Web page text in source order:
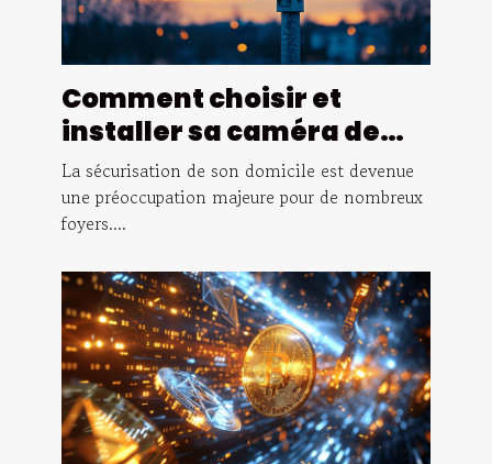
Comment choisir et
installer sa caméra de
surveillance extérieure
La sécurisation de son domicile est devenue
une préoccupation majeure pour de nombreux
foyers....